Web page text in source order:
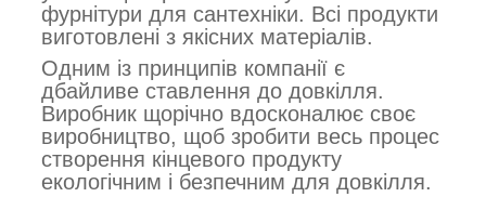
фурнітури для сантехніки. Всі продукти
виготовлені з якісних матеріалів.
Одним із принципів компанії є
дбайливе ставлення до довкілля.
Виробник щорічно вдосконалює своє
виробництво, щоб зробити весь процес
створення кінцевого продукту
екологічним і безпечним для довкілля.